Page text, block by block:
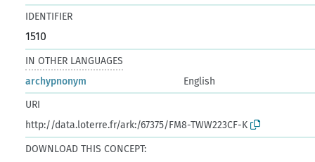
IDENTIFIER
1510
IN OTHER LANGUAGES
archypnonym
English
URI
http://data.loterre.fr/ark:/67375/FM8-TWW223CF-K
DOWNLOAD THIS CONCEPT: